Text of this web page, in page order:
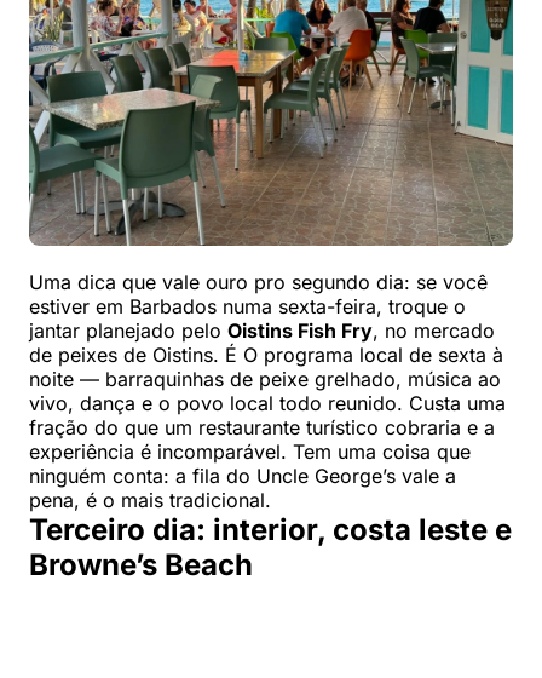
Uma dica que vale ouro pro segundo dia: se você
estiver em Barbados numa sexta-feira, troque o
jantar planejado pelo Oistins Fish Fry, no mercado
de peixes de Oistins. É O programa local de sexta à
noite — barraquinhas de peixe grelhado, música ao
vivo, dança e o povo local todo reunido. Custa uma
fração do que um restaurante turístico cobraria e a
experiência é incomparável. Tem uma coisa que
ninguém conta: a fila do Uncle George’s vale a
pena, é o mais tradicional.
Terceiro dia: interior, costa leste e
Browne’s Beach